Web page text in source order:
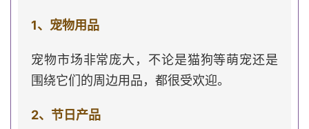
1、宠物用品
宠物市场非常庞大，不论是猫狗等萌宠还是
围绕它们的周边用品，都很受欢迎。
2、节日产品